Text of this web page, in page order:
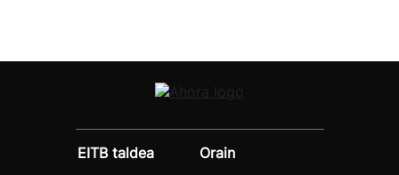
EITB taldea
Orain